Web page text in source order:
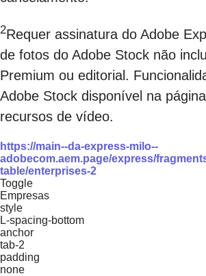
2Requer assinatura do Adobe
de fotos do Adobe Stock não
Premium ou editorial.
Adobe Stock disponível na
recursos de vídeo.
https://main--da-express-milo--
adobecom.aem.page/express/
table/enterprises-2
Toggle
Empresas
style
L-spacing-bottom
anchor
tab-2
padding
none